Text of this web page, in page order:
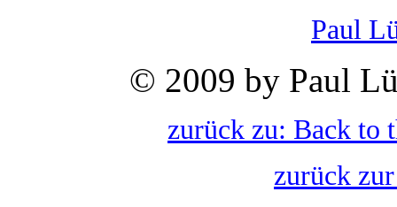
Paul
© 2009 by Paul
zurück zu: Back to
zurück